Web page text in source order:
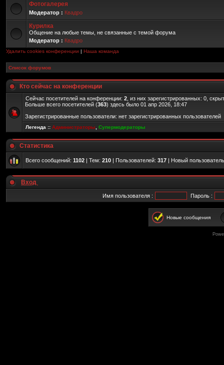
Фотогалерея
Модератор : Квадро
Курилка
Общение на любые темы, не связанные с темой форума
Модератор : Квадро
Удалить cookies конференции | Наша команда
Список форумов
Кто сейчас на конференции
Сейчас посетителей на конференции: 2 , из них зарегистрированных: 0,
Больше всего посетителей (363) здесь было 01 апр 2026, 18:47
Зарегистрированные пользователи: нет зарегистрированных пользователей
Легенда :: Администраторы Супермодераторы
Статистика
Всего сообщений: 1102 | Тем: 210 | Пользователей: 317 | Новый
Вход
Имя пользователя : Пароль :
Новые сообщения